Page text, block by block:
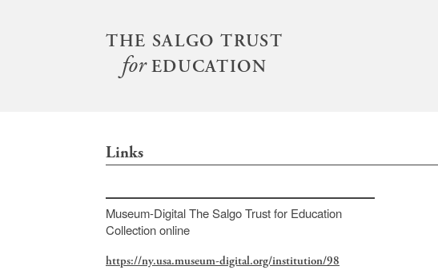
THE SALGO TRUST
forEDUCATION
Links
Museum-Digital The Salgo Trust for Education
Collection online
https://ny.usa.museum-digital.org/institution/98